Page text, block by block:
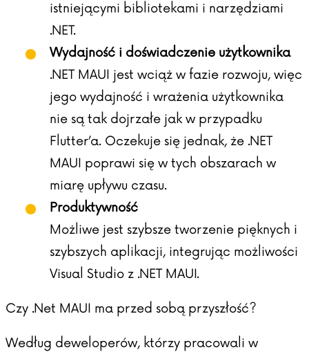
istniejącymi bibliotekami i narzędziami
.NET.
Wydajność i doświadczenie użytkownika
.NET MAUI jest wciąż w fazie rozwoju, więc
jego wydajność i wrażenia użytkownika
nie są tak dojrzałe jak w przypadku
Flutter’a. Oczekuje się jednak, że .NET
MAUI poprawi się w tych obszarach w
miarę upływu czasu.
Produktywność
Możliwe jest szybsze tworzenie pięknych i
szybszych aplikacji, integrując możliwości
Visual Studio z .NET MAUI.
Czy .Net MAUI ma przed sobą przyszłość?
Według deweloperów, którzy pracowali w